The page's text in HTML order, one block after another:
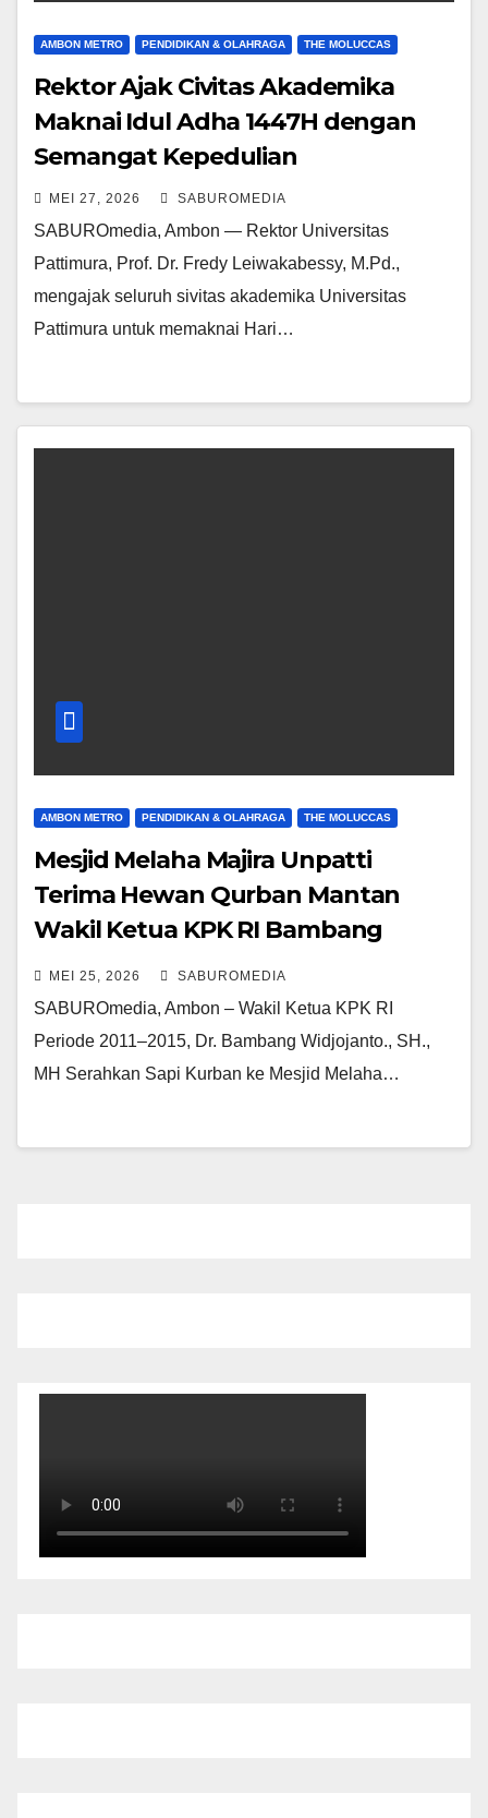
AMBON METRO PENDIDIKAN & OLAHRAGA THE MOLUCCAS
Rektor Ajak Civitas Akademika
Maknai Idul Adha 1447H dengan
Semangat Kepedulian
MEI 27, 2026 SABUROMEDIA
SABUROmedia, Ambon — Rektor Universitas
Pattimura, Prof. Dr. Fredy Leiwakabessy, M.Pd.,
mengajak seluruh sivitas akademika Universitas
Pattimura untuk memaknai Hari…
AMBON METRO PENDIDIKAN & OLAHRAGA THE MOLUCCAS
Mesjid Melaha Majira Unpatti
Terima Hewan Qurban Mantan
Wakil Ketua KPK RI Bambang
Widjojanto
MEI 25, 2026 SABUROMEDIA
SABUROmedia, Ambon – Wakil Ketua KPK RI
Periode 2011–2015, Dr. Bambang Widjojanto., SH.,
MH Serahkan Sapi Kurban ke Mesjid Melaha…